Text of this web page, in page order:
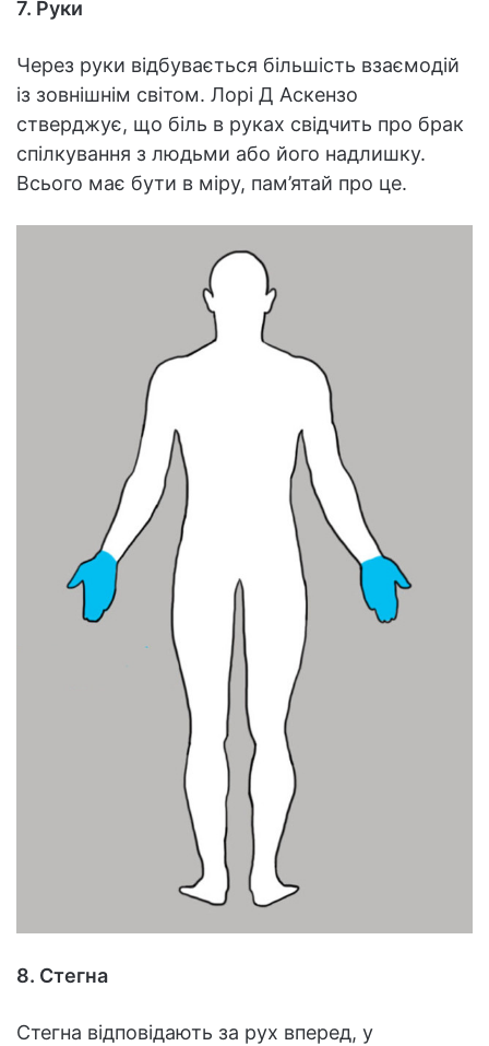
7. Руки
Через руки відбувається більшість взаємодій
із зовнішнім світом. Лорі Д Аскензо
стверджує, що біль в руках свідчить про брак
спілкування з людьми або його надлишку.
Всього має бути в міру, пам’ятай про це.
8. Стегна
Стегна відповідають за рух вперед, у